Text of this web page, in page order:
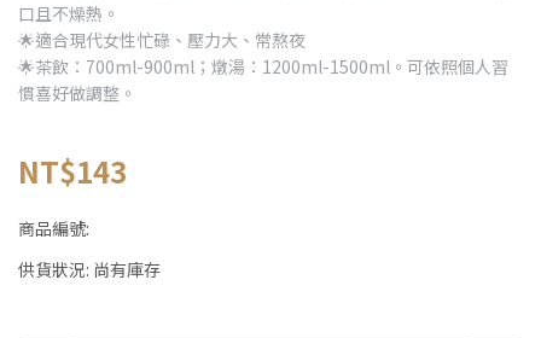
口且不燥熱。
🌟適合現代女性忙碌、壓力大、常熬夜
🌟茶飲：700ml-900ml；燉湯：1200ml-1500ml。可依照個人習
慣喜好做調整。
NT$143
商品編號:
供貨狀況: 尚有庫存